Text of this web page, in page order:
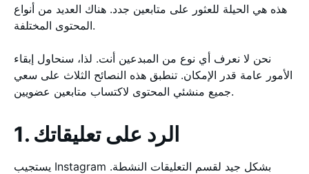
هذه هي الحيلة للعثور على متابعين جدد. هناك العديد من أنواع
المحتوى المختلفة.
نحن لا نعرف أي نوع من المبدعين أنت. لذا، سنحاول إبقاء
الأمور عامة قدر الإمكان. تنطبق هذه النصائح الثلاث على سعي
جميع منشئي المحتوى لاكتساب متابعين عضويين.
1. الرد على تعليقاتك
يستجيب Instagram بشكل جيد لقسم التعليقات النشطة.